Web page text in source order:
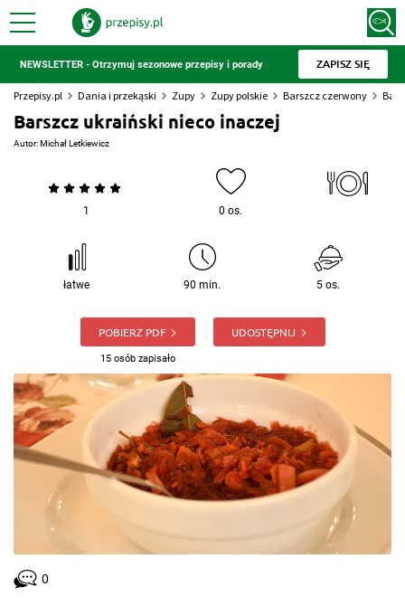
NEWSLETTER - Otrzymuj sezonowe przepisy i porady ZAPISZ SIĘ
Przepisy.pl Dania i przekąski Zupy Zupy polskie Barszcz czerwony
Barszcz ukraiński nieco inaczej
Autor:Michał Letkiewicz
1 0 os.
łatwe 90 min. 5 os.
POBIERZ PDF
15 osób zapisało
UDOSTĘPNIJ
0